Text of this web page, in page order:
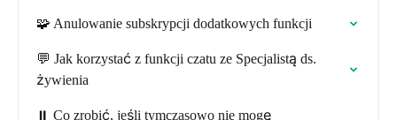
🧩 Anulowanie subskrypcji dodatkowych funkcji
💬 Jak korzystać z funkcji czatu ze Specjalistą ds.
żywienia
⏸️ Co zrobić, jeśli tymczasowo nie mogę